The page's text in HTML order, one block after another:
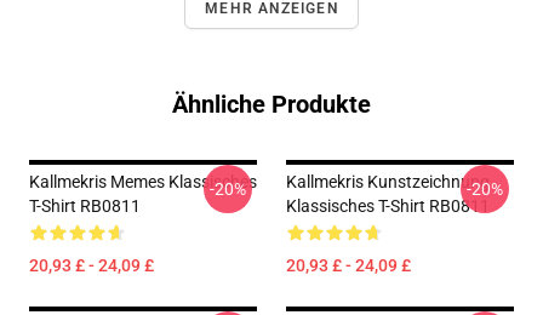
MEHR ANZEIGEN
Ähnliche Produkte
Kallmekris Memes Klassisches
T-Shirt RB0811
20,93 £ - 24,09 £
-20%
Kallmekris Kunstzeichnung
Klassisches T-Shirt RB0811
20,93 £ - 24,09 £
-20%